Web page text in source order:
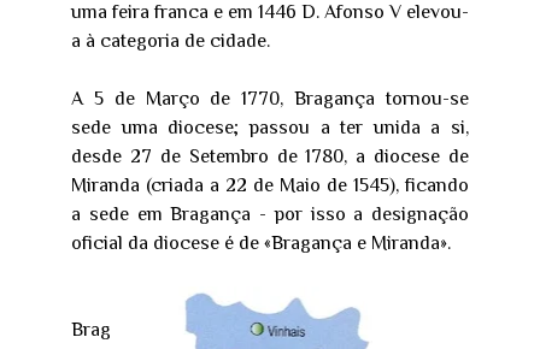
uma feira franca e em 1446 D. Afonso V elevou-
a à categoria de cidade.
A 5 de Março de 1770, Bragança tornou-se
sede uma diocese; passou a ter unida a si,
desde 27 de Setembro de 1780, a diocese de
Miranda (criada a 22 de Maio de 1545), ficando
a sede em Bragança - por isso a designação
oficial da diocese é de «Bragança e Miranda».
Brag